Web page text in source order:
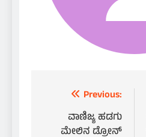
navigation
Previous:
ವಾಣಿಜ್ಯ ಹಡಗು
ಮೇಲಿನ ಡ್ರೋನ್